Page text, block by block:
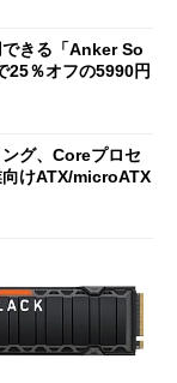
きる「Anker So
％オフの5990円
グ、Coreプロセ
けATX/microATX